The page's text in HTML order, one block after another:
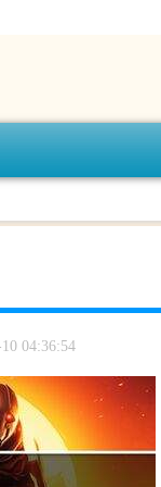
04:36:54